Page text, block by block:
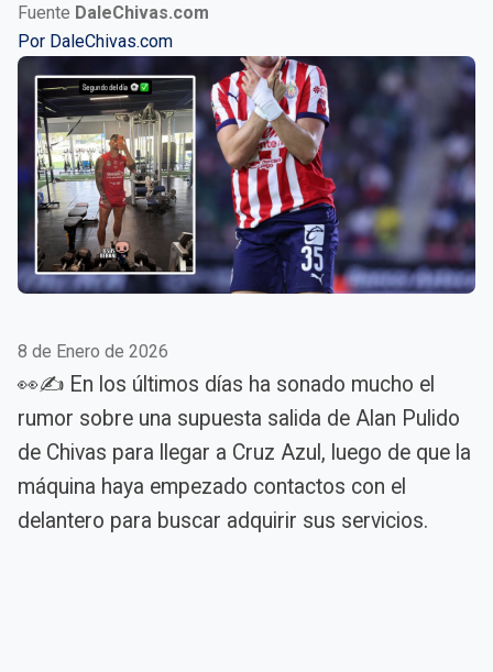
Fuente DaleChivas.com
Por DaleChivas.com
8 de Enero de 2026
👀✍️ En los últimos días ha sonado mucho el
rumor sobre una supuesta salida de Alan Pulido
de Chivas para llegar a Cruz Azul, luego de que la
máquina haya empezado contactos con el
delantero para buscar adquirir sus servicios.